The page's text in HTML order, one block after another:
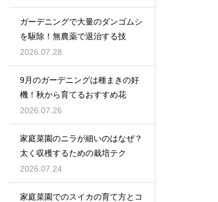
ガーデニングで大量のダンゴムシ
を駆除！無農薬で退治する技
2026.07.28
9月のガーデニングは種まきの好
機！秋から育てるおすすめ花
2026.07.26
家庭菜園のニラが細いのはなぜ？
太く収穫するための栽培テク
2026.07.24
家庭菜園でのスイカの育て方とコ